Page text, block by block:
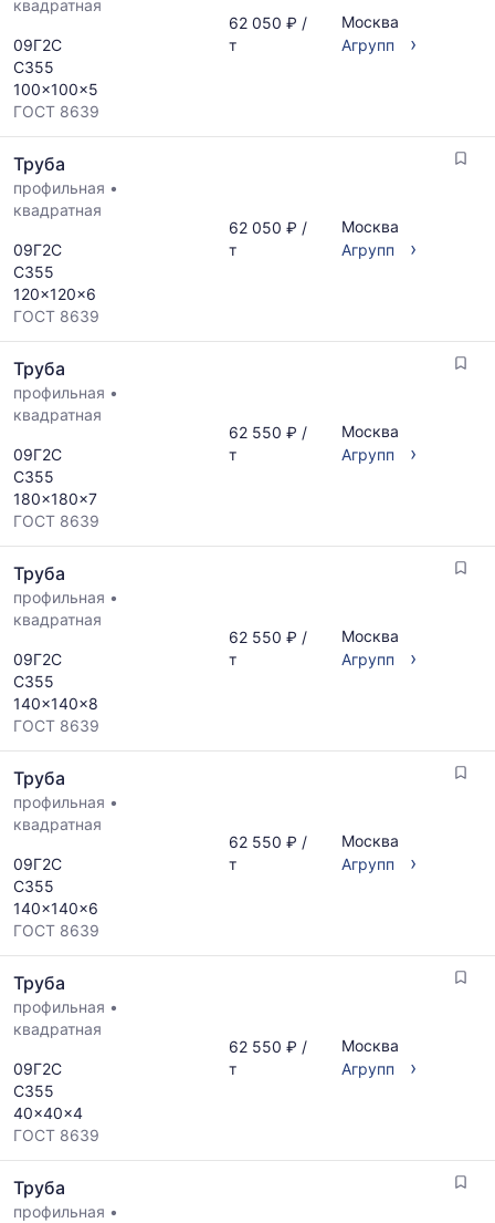
квадратная
09Г2С
С355
100x100x5
ГОСТ 8639
62 050 ₽ /
т
Москва
Агрупп
›
Труба
профильная •
квадратная
09Г2С
С355
120x120x6
ГОСТ 8639
62 050 ₽ /
т
Москва
Агрупп
›
Труба
профильная •
квадратная
09Г2С
С355
180x180x7
ГОСТ 8639
62 550 ₽ /
т
Москва
Агрупп
›
Труба
профильная •
квадратная
09Г2С
С355
140x140x8
ГОСТ 8639
62 550 ₽ /
т
Москва
Агрупп
›
Труба
профильная •
квадратная
09Г2С
С355
140x140x6
ГОСТ 8639
62 550 ₽ /
т
Москва
Агрупп
›
Труба
профильная •
квадратная
09Г2С
С355
40x40x4
ГОСТ 8639
62 550 ₽ /
т
Москва
Агрупп
›
Труба
профильная •